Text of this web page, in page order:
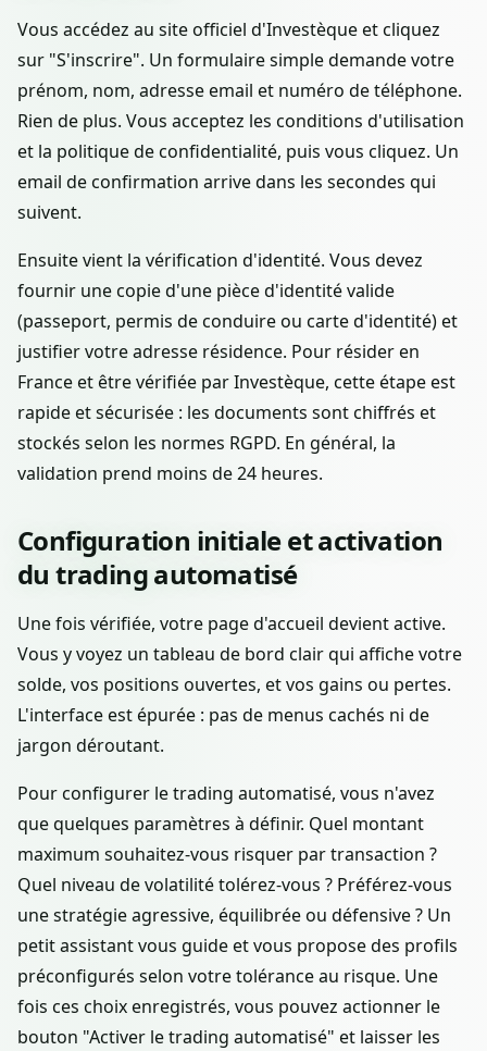
Vous accédez au site officiel d'Investèque et cliquez
sur "S'inscrire". Un formulaire simple demande votre
prénom, nom, adresse email et numéro de téléphone.
Rien de plus. Vous acceptez les conditions d'utilisation
et la politique de confidentialité, puis vous cliquez. Un
email de confirmation arrive dans les secondes qui
suivent.
Ensuite vient la vérification d'identité. Vous devez
fournir une copie d'une pièce d'identité valide
(passeport, permis de conduire ou carte d'identité) et
justifier votre adresse résidence. Pour résider en
France et être vérifiée par Investèque, cette étape est
rapide et sécurisée : les documents sont chiffrés et
stockés selon les normes RGPD. En général, la
validation prend moins de 24 heures.
Configuration initiale et activation
du trading automatisé
Une fois vérifiée, votre page d'accueil devient active.
Vous y voyez un tableau de bord clair qui affiche votre
solde, vos positions ouvertes, et vos gains ou pertes.
L'interface est épurée : pas de menus cachés ni de
jargon déroutant.
Pour configurer le trading automatisé, vous n'avez
que quelques paramètres à définir. Quel montant
maximum souhaitez-vous risquer par transaction ?
Quel niveau de volatilité tolérez-vous ? Préférez-vous
une stratégie agressive, équilibrée ou défensive ? Un
petit assistant vous guide et vous propose des profils
préconfigurés selon votre tolérance au risque. Une
fois ces choix enregistrés, vous pouvez actionner le
bouton "Activer le trading automatisé" et laisser les